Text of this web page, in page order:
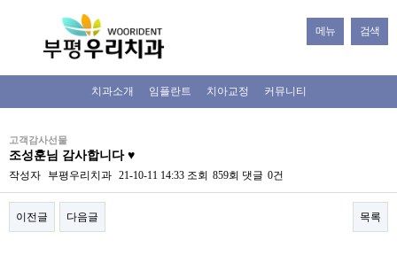
메뉴 검색
치과소개 임플란트 치아교정 커뮤니티
고객감사선물
조성훈님 감사합니다 ♥
작성자 부평우리치과 21-10-11 14:33 조회 859회 댓글 0건
이전글 다음글 목록